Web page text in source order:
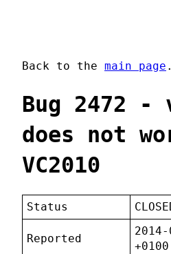
Back to the main page .
Bug 2472 -
does not
VC2010
Status
Reported
+0100